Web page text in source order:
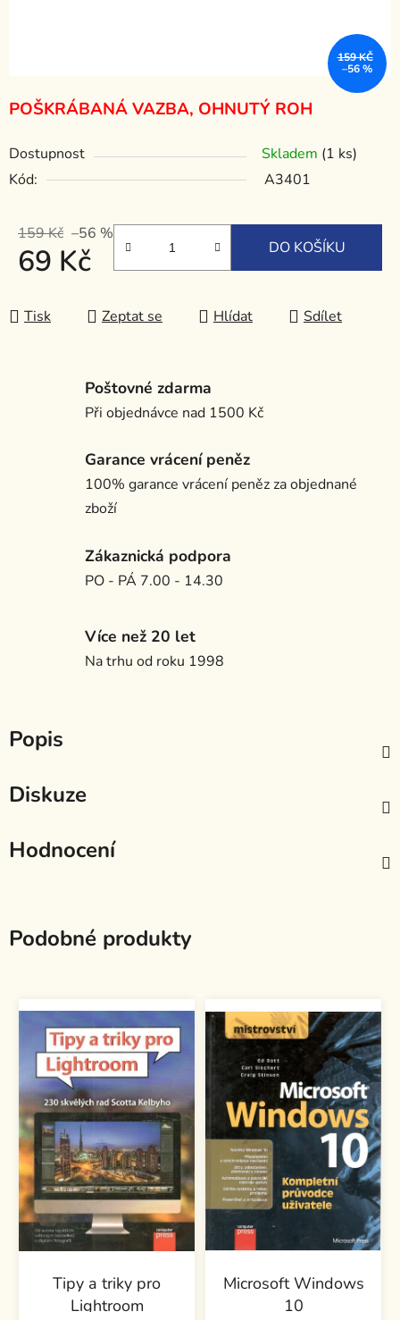
POŠKRÁBANÁ VAZBA, OHNUTÝ ROH
Dostupnost Skladem (1 ks)
Kód:
A3401
159 Kč –56 %
69 Kč DO KOŠÍKU
Tisk Zeptat se Hlídat Sdílet
159 KČ
–56 %
Poštovné zdarma
Při objednávce nad 1500 Kč
Garance vrácení peněz
100% garance vrácení peněz za objednané
zboží
Zákaznická podpora
PO - PÁ 7.00 - 14.30
Více než 20 let
Na trhu od roku 1998
Popis
Diskuze
Hodnocení
Podobné produkty
Tipy a triky pro
Lightroom
Microsoft Windows
10